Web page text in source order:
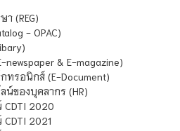
(REG)
- OPAC)
& E-magazine)
ทรอนิกส์ (E-Document)
ของบุคลากร (HR)
2020
2021